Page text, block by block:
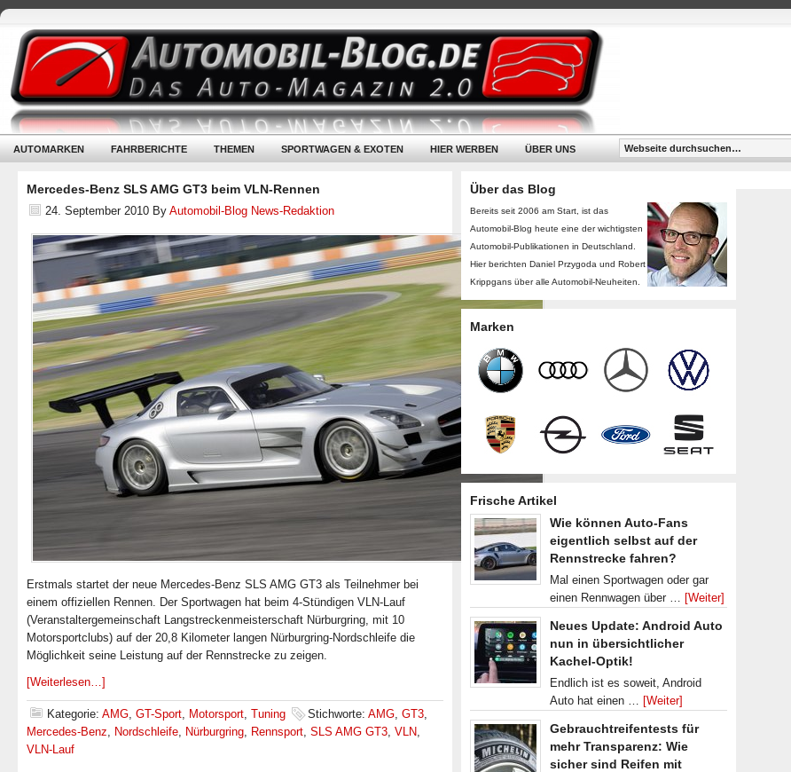
AUTOMARKEN FAHRBERICHTE THEMEN SPORTWAGEN & EXOTEN HIER WERBEN ÜBER UNS
Mercedes-Benz SLS AMG GT3 beim VLN-Rennen
24. September 2010 By Automobil-Blog News-Redaktion
Erstmals startet der neue Mercedes-Benz SLS AMG GT3 als Teilnehmer bei
einem offiziellen Rennen. Der Sportwagen hat beim 4-Stündigen VLN-Lauf
(Veranstaltergemeinschaft Langstreckenmeisterschaft Nürburgring, mit 10
Motorsportclubs) auf der 20,8 Kilometer langen Nürburgring-Nordschleife die
Möglichkeit seine Leistung auf der Rennstrecke zu zeigen.
[Weiterlesen…]
Kategorie: AMG, GT-Sport, Motorsport, Tuning Stichworte: AMG, GT3,
Mercedes-Benz, Nordschleife, Nürburgring, Rennsport, SLS AMG GT3, VLN,
VLN-Lauf
Über das Blog
Bereits seit 2006 am Start, ist das
Automobil-Blog heute eine der wichtigsten
Automobil-Publikationen in Deutschland.
Hier berichten Daniel Przygoda und Robert
Krippgans über alle Automobil-Neuheiten.
Marken
Frische Artikel
Wie können Auto-Fans
eigentlich selbst auf der
Rennstrecke fahren?
Mal einen Sportwagen oder gar
einen Rennwagen über … [Weiter]
Neues Update: Android Auto
nun in übersichtlicher
Kachel-Optik!
Endlich ist es soweit, Android
Auto hat einen … [Weiter]
Gebrauchtreifentests für
mehr Transparenz: Wie
sicher sind Reifen mit